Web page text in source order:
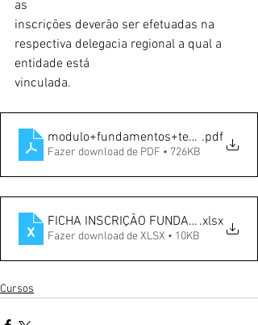
as
inscrições deverão ser efetuadas na
respectiva delegacia regional a qual a
entidade está
vinculada.
modulo+fundamentos+tecnicos+2024
.pdf
Fazer download de PDF • 726KB
FICHA INSCRIÇÃO FUNDAM .xlsx
Fazer download de XLSX • 10KB
Cursos